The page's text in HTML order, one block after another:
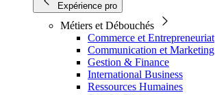
Expérience pro
Métiers et Débouchés
Commerce et Entrepreneuriat
Communication et Marketing
Gestion & Finance
International Business
Ressources Humaines